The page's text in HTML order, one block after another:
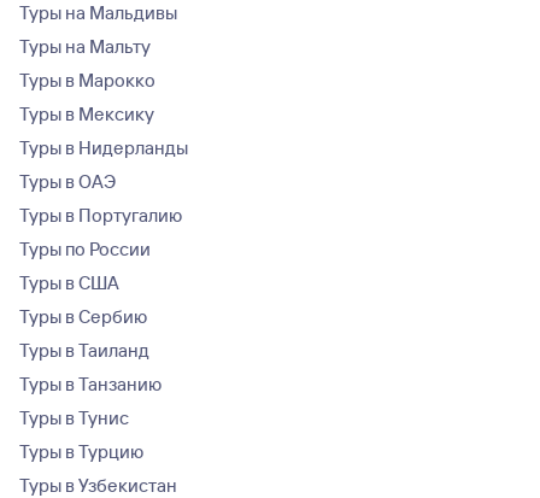
Туры на Мальдивы
Туры на Мальту
Туры в Марокко
Туры в Мексику
Туры в Нидерланды
Туры в ОАЭ
Туры в Португалию
Туры по России
Туры в США
Туры в Сербию
Туры в Таиланд
Туры в Танзанию
Туры в Тунис
Туры в Турцию
Туры в Узбекистан